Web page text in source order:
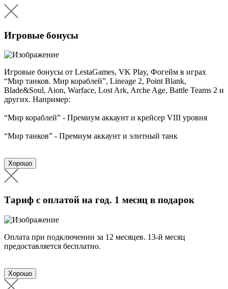
Игровые бонусы
Игровые бонусы от LestaGames, VK Play, Фогейм в играх
“Мир танков. Мир кораблей”, Lineage 2, Point Blank,
Blade&Soul, Aion, Warface, Lost Ark, Arche Age, Battle Teams 2 и
других. Например:
“Мир кораблей” - Премиум аккаунт и крейсер VIII уровня
“Мир танков” - Премиум аккаунт и элитный танк
Хорошо
Тариф с оплатой на год. 1 месяц в подарок
Оплата при подключении за 12 месяцев. 13-й месяц
предоставляется бесплатно.
Хорошо